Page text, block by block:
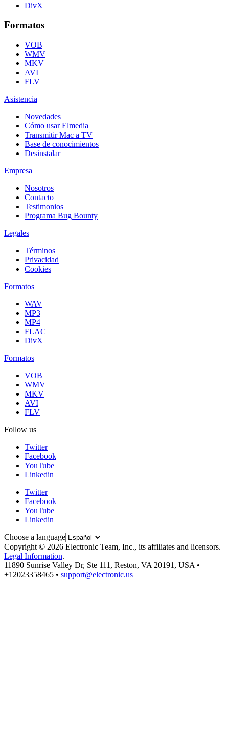
DivX
Formatos
VOB
WMV
MKV
AVI
FLV
Asistencia
Novedades
Cómo usar Elmedia
Transmitir Mac a TV
Base de conocimientos
Desinstalar
Empresa
Nosotros
Contacto
Testimonios
Programa Bug Bounty
Legales
Términos
Privacidad
Cookies
Formatos
WAV
MP3
MP4
FLAC
DivX
Formatos
VOB
WMV
MKV
AVI
FLV
Follow us
Twitter
Facebook
YouTube
Linkedin
Twitter
Facebook
YouTube
Linkedin
Choose a language
Copyright © 2026 Electronic Team, Inc., its affiliates and licensors.
Legal Information.
11890 Sunrise Valley Dr, Ste 111, Reston, VA 20191, USA •
+12023358465 • support@electronic.us